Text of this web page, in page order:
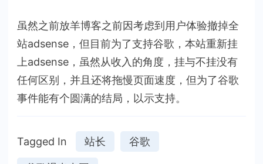
虽然之前放羊博客之前因考虑到用户体验撤掉全
站adsense，但目前为了支持谷歌，本站重新挂
上adsense，虽然从收入的角度，挂与不挂没有
任何区别，并且还将拖慢页面速度，但为了谷歌
事件能有个圆满的结局，以示支持。
Tagged In 站长 谷歌